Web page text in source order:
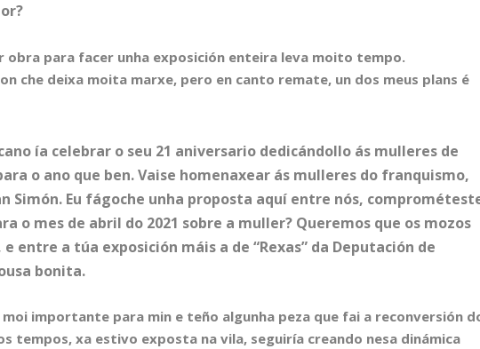
obra para facer unha exposición enteira leva moito tempo.
che deixa moita marxe, pero en canto remate, un dos meus plans é
ía celebrar o seu 21 aniversario dedicándollo ás mulleres de
o ano que ben. Vaise homenaxear ás mulleres do franquismo,
Simón. Eu fágoche unha proposta aquí entre nós,
o mes de abril do 2021 sobre a muller? Queremos que os mozos
entre a túa exposición máis a de “Rexas” da Deputación de
bonita.
moi importante para min e teño algunha peza que fai a reconversión
tempos, xa estivo exposta na vila, seguiría creando nesa dinámica